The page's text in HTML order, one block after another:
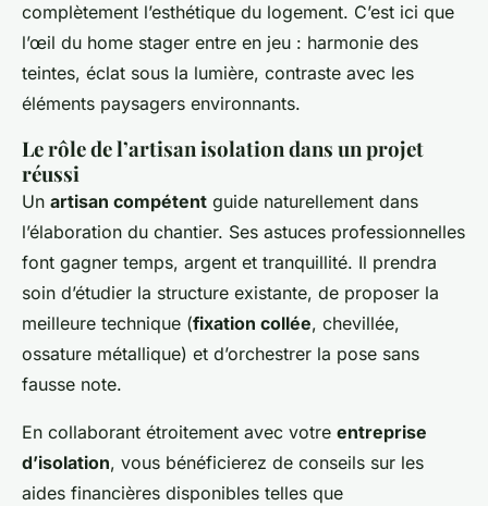
complètement l’esthétique du logement. C’est ici que
l’œil du home stager entre en jeu : harmonie des
teintes, éclat sous la lumière, contraste avec les
éléments paysagers environnants.
Le rôle de l’artisan isolation dans un projet
réussi
Un artisan compétent guide naturellement dans
l’élaboration du chantier. Ses astuces professionnelles
font gagner temps, argent et tranquillité. Il prendra
soin d’étudier la structure existante, de proposer la
meilleure technique (fixation collée, chevillée,
ossature métallique) et d’orchestrer la pose sans
fausse note.
En collaborant étroitement avec votre entreprise
d’isolation, vous bénéficierez de conseils sur les
aides financières disponibles telles que